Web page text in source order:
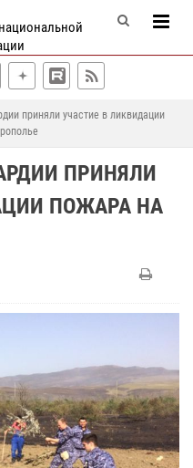
приняли участие в ликвидации
ПРИНЯЛИ
ПОЖАРА НА